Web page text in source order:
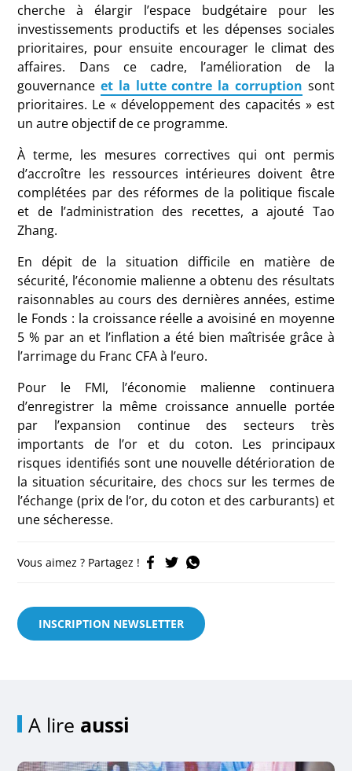
cherche à élargir l’espace budgétaire pour les
investissements productifs et les dépenses sociales
prioritaires, pour ensuite encourager le climat des
affaires. Dans ce cadre, l’amélioration de la
gouvernance et la lutte contre la corruption sont
prioritaires. Le « développement des capacités » est
un autre objectif de ce programme.
À terme, les mesures correctives qui ont permis
d’accroître les ressources intérieures doivent être
complétées par des réformes de la politique fiscale
et de l’administration des recettes, a ajouté Tao
Zhang.
En dépit de la situation difficile en matière de
sécurité, l’économie malienne a obtenu des résultats
raisonnables au cours des dernières années, estime
le Fonds : la croissance réelle a avoisiné en moyenne
5 % par an et l’inflation a été bien maîtrisée grâce à
l’arrimage du Franc CFA à l’euro.
Pour le FMI, l’économie malienne continuera
d’enregistrer la même croissance annuelle portée
par l’expansion continue des secteurs très
importants de l’or et du coton. Les principaux
risques identifiés sont une nouvelle détérioration de
la situation sécuritaire, des chocs sur les termes de
l’échange (prix de l’or, du coton et des carburants) et
une sécheresse.
Vous aimez ? Partagez !
INSCRIPTION NEWSLETTER
A lire aussi